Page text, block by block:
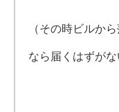
（その時ビルか
なら届くはずがな